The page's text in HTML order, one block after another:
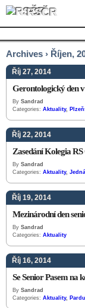
RSČR
Archives › Říjen,
Říj 27, 2014
Gerontologický den
By Sandrad
Categories: Aktuality,
Říj 22, 2014
Zasedání Kolegia
By Sandrad
Categories: Aktuality,
Říj 19, 2014
Mezinárodní den
By Sandrad
Categories: Aktuality
Říj 16, 2014
Se Senior Pasem na
By Sandrad
Categories: Aktuality,